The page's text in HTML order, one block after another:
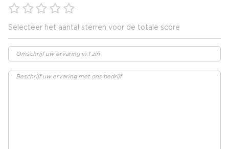
Selecteer het aantal sterren voor de totale score